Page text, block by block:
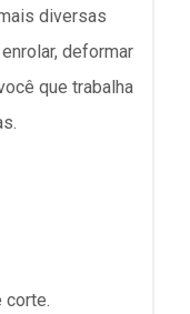
diversas
deformar
que trabalha
corte.